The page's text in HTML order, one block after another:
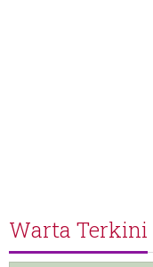
Warta Terkini